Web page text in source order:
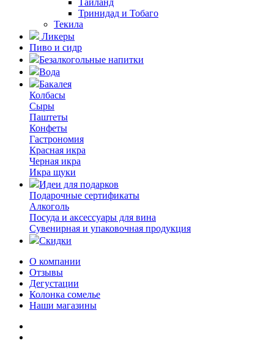
Тайланд
Тринидад и Тобаго
Текила
Ликеры
Пиво и сидр
Безалкогольные напитки
Вода
Бакалея
Колбасы
Сыры
Паштеты
Конфеты
Гастрономия
Красная икра
Черная икра
Икра щуки
Идеи для подарков
Подарочные сертификаты
Алкоголь
Посуда и аксессуары для вина
Сувенирная и упаковочная продукция
Скидки
О компании
Отзывы
Дегустации
Колонка сомелье
Наши магазины